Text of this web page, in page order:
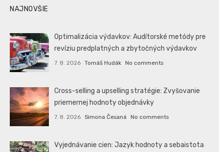
NAJNOVŠIE
Optimalizácia výdavkov: Audítorské metódy pre
revíziu predplatných a zbytočných výdavkov
7. 8. 2026 Tomáš Hudák No comments
Cross-selling a upselling stratégie: Zvyšovanie
priemernej hodnoty objednávky
7. 8. 2026 Simona Česaná No comments
Vyjednávanie cien: Jazyk hodnoty a sebaistota